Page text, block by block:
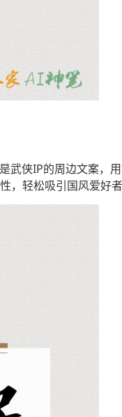
武侠IP的周边文案，
轻松吸引国风爱好者